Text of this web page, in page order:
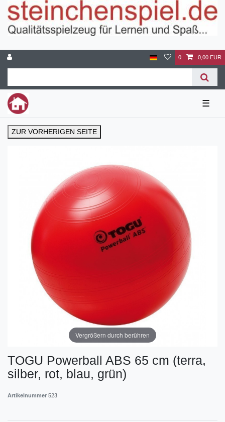
0 0,00 EUR
☰
ZUR VORHERIGEN SEITE
Vergrößern durch berühren
TOGU Powerball ABS 65 cm (terra,
silber, rot, blau, grün)
Artikelnummer 523